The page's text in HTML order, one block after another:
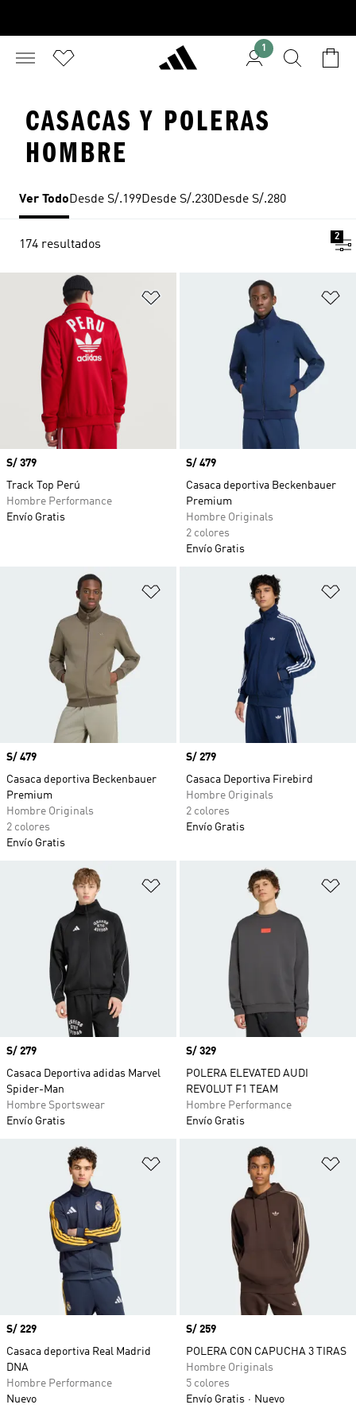
1
CASACAS Y POLERAS
HOMBRE
Ver TodoDesde S/.199Desde S/.230Desde S/.280
174 resultados
2
Añadir a la lista de deseos
Precio
S/ 379
Track Top Perú
Hombre Performance
Envío Gratis
Precio
S/ 479
Casaca deportiva Beckenbauer
Premium
Hombre Originals
2 colores
Envío Gratis
Añadir a la lista de deseos
Precio
S/ 479
Casaca deportiva Beckenbauer
Premium
Hombre Originals
2 colores
Envío Gratis
Precio
S/ 279
Casaca Deportiva Firebird
Hombre Originals
2 colores
Envío Gratis
Añadir a la lista de deseos
Precio
S/ 279
Casaca Deportiva adidas Marvel
Spider-Man
Hombre Sportswear
Envío Gratis
Precio
S/ 329
POLERA ELEVATED AUDI
REVOLUT F1 TEAM
Hombre Performance
Envío Gratis
Añadir a la lista de deseos
Precio
S/ 229
Casaca deportiva Real Madrid
DNA
Hombre Performance
Nuevo
Precio
S/ 259
POLERA CON CAPUCHA 3 TIRAS
Hombre Originals
5 colores
Envío Gratis
Nuevo